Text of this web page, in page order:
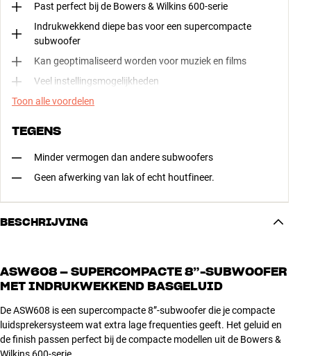
Past perfect bij de Bowers & Wilkins 600-serie
Indrukwekkend diepe bas voor een supercompacte
subwoofer
Kan geoptimaliseerd worden voor muziek en films
Veel instellingsmogelijkheden
Toon alle voordelen
TEGENS
Minder vermogen dan andere subwoofers
Geen afwerking van lak of echt houtfineer.
BESCHRIJVING
ASW608 – SUPERCOMPACTE 8”-SUBWOOFER
MET INDRUKWEKKEND BASGELUID
De ASW608 is een supercompacte 8”-subwoofer die je compacte
luidsprekersysteem wat extra lage frequenties geeft. Het geluid en
de finish passen perfect bij de compacte modellen uit de Bowers &
Wilkins 600-serie.